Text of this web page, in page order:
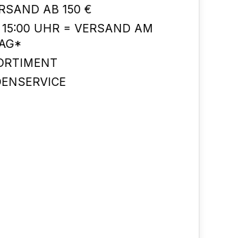
AB 150 €
UHR = VERSAND AM